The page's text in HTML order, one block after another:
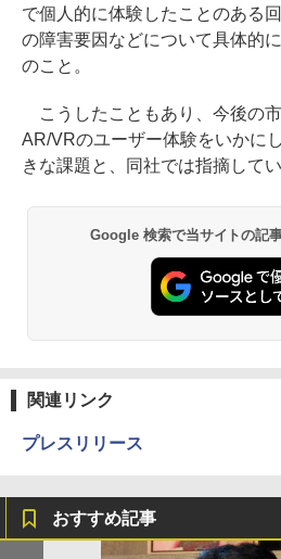
で個人的に体験したことのある
の障害要因などについて具体的
のこと。
こうしたこともあり、今後の市
AR/VRのユーザー体験をいかに
きな課題と、同社では指摘してい
Google 検索で当サイトの記
関連リンク
プレスリリース
おすすめ記事